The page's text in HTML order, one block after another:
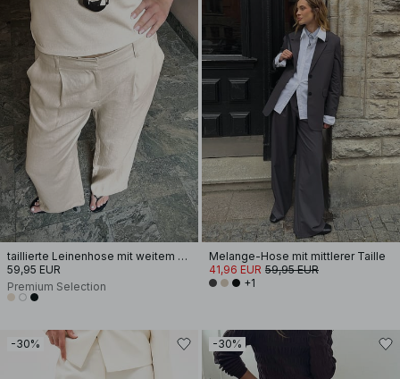
taillierte Leinenhose mit weitem Bein
59,95 EUR
Premium Selection
Melange-Hose mit mittlerer Taille
41,96 EUR 59,95 EUR
+1
-30% -30%